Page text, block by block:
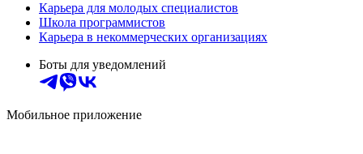
Карьера для молодых специалистов
Школа программистов
Карьера в некоммерческих организациях
Боты для уведомлений
Мобильное приложение